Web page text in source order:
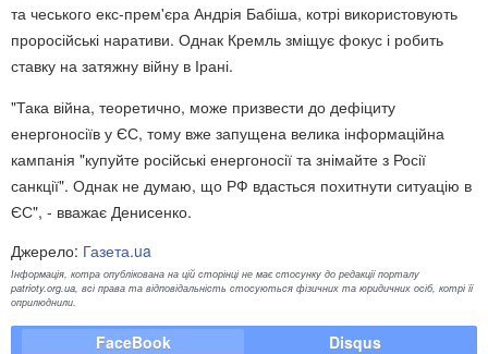
та чеського екс-прем'єра Андрія Бабіша, котрі використовують
проросійські наративи. Однак Кремль зміщує фокус і робить
ставку на затяжну війну в Ірані.
"Така війна, теоретично, може призвести до дефіциту
енергоносіїв у ЄС, тому вже запущена велика інформаційна
кампанія "купуйте російські енергоносії та знімайте з Росії
санкції". Однак не думаю, що РФ вдасться похитнути ситуацію в
ЄС", - вважає Денисенко.
Джерело: Газета.ua
Інформація, котра опублікована на цій сторінці не має стосунку до редакції порталу
patrioty.org.ua, всі права та відповідальність стосуються фізичних та юридичних осіб, котрі її
оприлюднили.
FaceBook Disqus